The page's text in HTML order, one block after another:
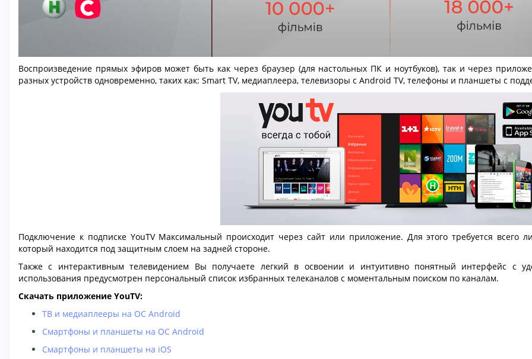
Воспроизведение прямых эфиров может быть как через браузер (для настольных ПК и ноутбуков), так и через
разных устройств одновременно, таких как: Smart TV, медиаплеера, телевизоры с Android TV, телефоны и планшеты с
Подключение к подписке YouTV Максимальный происходит через сайт или приложение. Для этого требуется всего
который находится под защитным слоем на задней стороне.
Также с интерактивным телевидением Вы получаете легкий в освоении и интуитивно понятный интерфейс с
использования предусмотрен персональный список избранных телеканалов с моментальным поиском по каналам.
Скачать приложение YouTV:
ТВ и медиаплееры на ОС Android
Смартфоны и планшеты на ОС Android
Смартфоны и планшеты на iOS